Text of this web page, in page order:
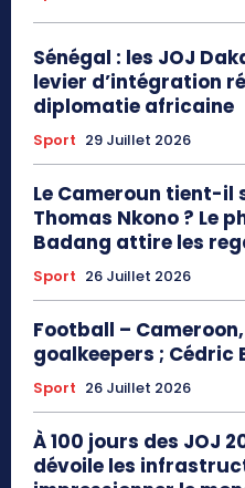
Sénégal : les JOJ
levier d’intégration
diplomatie africaine
Sport 29 Juillet 2026
Le Cameroun tient-il
Thomas Nkono ? Le
Badang attire les
Sport 26 Juillet 2026
Football –
goalkeepers ; Cédric
Sport 26 Juillet 2026
À 100 jours des JOJ
dévoile les